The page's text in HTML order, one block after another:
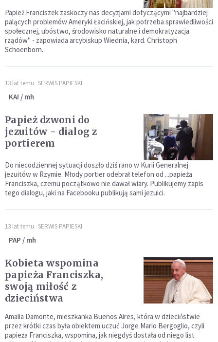
Papież Franciszek zaskoczy nas decyzjami dotyczącymi "najbardziej
palących problemów Ameryki Łacińskiej, jak potrzeba sprawiedliwości
społecznej, ubóstwo, środowisko naturalne i demokratyzacja
rządów" - zapowiada arcybiskup Wiednia, kard. Christoph
Schoenborn.
13 lat temu SERWIS PAPIESKI
KAI / mh
Papież dzwoni do
jezuitów - dialog z
portierem
Do niecodziennej sytuacji doszło dziś rano w Kurii Generalnej
jezuitów w Rzymie. Młody portier odebrał telefon od ...papieża
Franciszka, czemu początkowo nie dawał wiary. Publikujemy zapis
tego dialogu, jaki na Facebooku publikują sami jezuici.
13 lat temu SERWIS PAPIESKI
PAP / mh
Kobieta wspomina
papieża Franciszka,
swoją miłość z
dzieciństwa
Amalia Damonte, mieszkanka Buenos Aires, która w dzieciństwie
przez krótki czas była obiektem uczuć Jorge Mario Bergoglio, czyli
papieża Franciszka, wspomina, jak niegdyś dostała od niego list